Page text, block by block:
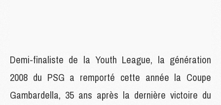
Demi-finaliste de la Youth League, la génération
2008 du PSG a remporté cette année la Coupe
Gambardella, 35 ans après la dernière victoire du